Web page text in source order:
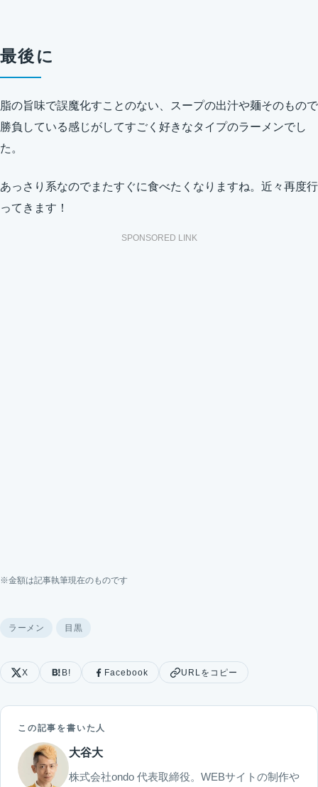
最後に
脂の旨味で誤魔化すことのない、スープの出汁や麺そのもので
勝負している感じがしてすごく好きなタイプのラーメンでし
た。
あっさり系なのでまたすぐに食べたくなりますね。近々再度行
ってきます！
SPONSORED LINK
※金額は記事執筆現在のものです
ラーメン 目黒
X B! Facebook URLをコピー
この記事を書いた人
大谷大
株式会社ondo 代表取締役。WEBサイトの制作や